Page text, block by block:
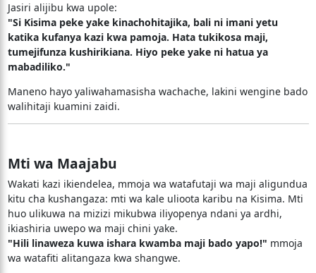
Jasiri alijibu kwa upole:
"Si Kisima peke yake kinachohitajika, bali ni imani yetu
katika kufanya kazi kwa pamoja. Hata tukikosa maji,
tumejifunza kushirikiana. Hiyo peke yake ni hatua ya
mabadiliko."
Maneno hayo yaliwahamasisha wachache, lakini wengine bado
walihitaji kuamini zaidi.
Mti wa Maajabu
Wakati kazi ikiendelea, mmoja wa watafutaji wa maji aligundua
kitu cha kushangaza: mti wa kale ulioota karibu na Kisima. Mti
huo ulikuwa na mizizi mikubwa iliyopenya ndani ya ardhi,
ikiashiria uwepo wa maji chini yake.
"Hili linaweza kuwa ishara kwamba maji bado yapo!" mmoja
wa watafiti alitangaza kwa shangwe.